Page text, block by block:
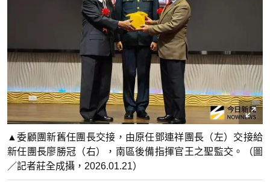
▲委顧團新舊任團長交接，由原任鄧連祥團長（左）交接給
新任團長廖勝冠（右），南區後備指揮官王之聖監交。（圖
／記者莊全成攝，2026.01.21）